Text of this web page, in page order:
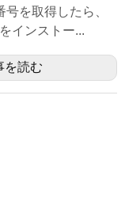
を取得したら、
インストー...
を読む